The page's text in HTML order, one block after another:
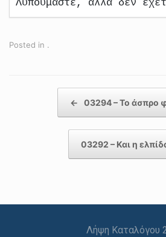
Λυπούμαστε, αλλά δεν
Posted in .
← 03294 – Το άσπρο
03292 – Και η
Λήψη Καταλόγου